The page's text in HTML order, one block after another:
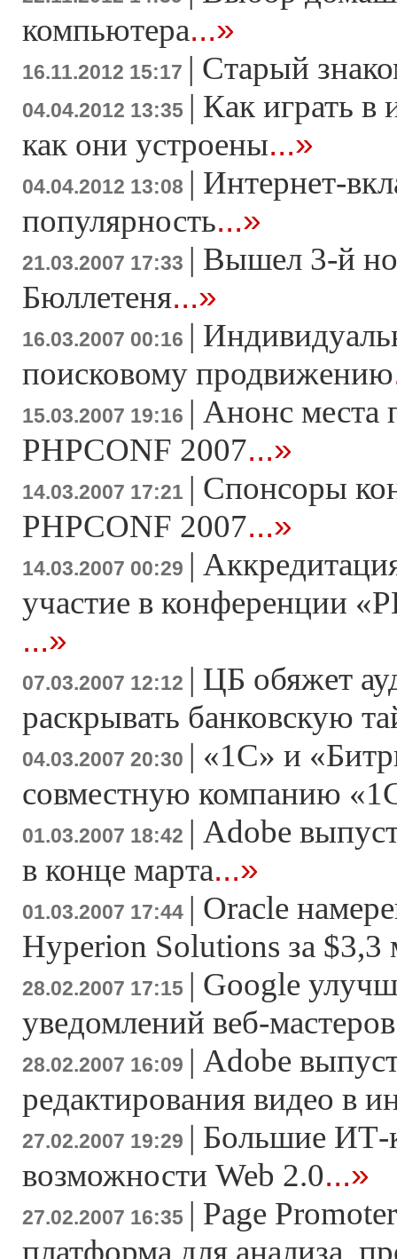
компьютера...»
16.11.2012 15:17 | Старый
04.04.2012 13:35 | Как играть в
как они устроены...»
04.04.2012 13:08 | Интернет-
популярность...»
21.03.2007 17:33 | Вышел 3-й
Бюллетеня...»
16.03.2007 00:16 |
поисковому продвижению
15.03.2007 19:16 | Анонс места
PHPCONF 2007...»
14.03.2007 17:21 | Спонсоры
PHPCONF 2007...»
14.03.2007 00:29 |
участие в конференции
...»
07.03.2007 12:12 | ЦБ обяжет
раскрывать банковскую
04.03.2007 20:30 | «1С» и
совместную компанию
01.03.2007 18:42 | Adobe
в конце марта...»
01.03.2007 17:44 | Oracle
Hyperion Solutions за
28.02.2007 17:15 | Google
уведомлений веб-мастеров
28.02.2007 16:09 | Adobe
редактирования видео в
27.02.2007 19:29 | Большие ИТ-
возможности Web 2.0...»
27.02.2007 16:35 | Page
платформа для анализа,